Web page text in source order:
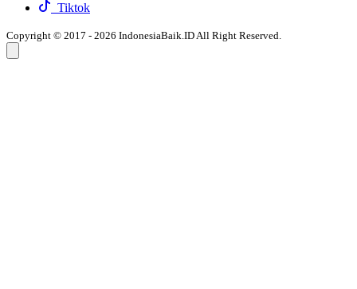
Tiktok
Copyright © 2017 - 2026 IndonesiaBaik.ID All Right Reserved.